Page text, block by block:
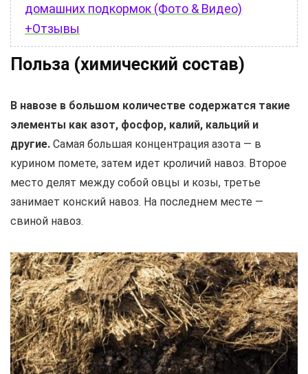
домашних подкормок (Фото & Видео)
+Отзывы
Польза (химический состав)
В навозе в большом количестве содержатся такие
элементы как азот, фосфор, калий, кальций и
другие. Самая большая концентрация азота — в
курином помете, затем идет кроличий навоз. Второе
место делят между собой овцы и козы, третье
занимает конский навоз. На последнем месте —
свиной навоз.